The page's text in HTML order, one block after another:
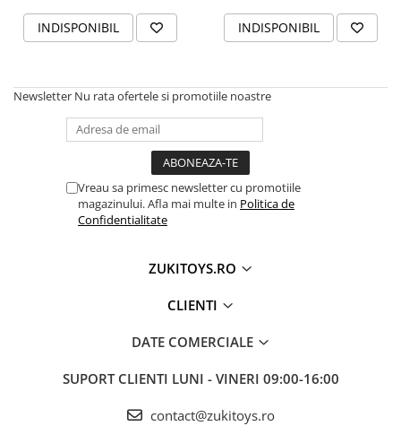
INDISPONIBIL INDISPONIBIL
Newsletter Nu rata ofertele si promotiile noastre
Vreau sa primesc newsletter cu promotiile
magazinului. Afla mai multe in Politica de
Confidentialitate
ZUKITOYS.RO
CLIENTI
DATE COMERCIALE
SUPORT CLIENTI LUNI - VINERI 09:00-16:00
contact@zukitoys.ro